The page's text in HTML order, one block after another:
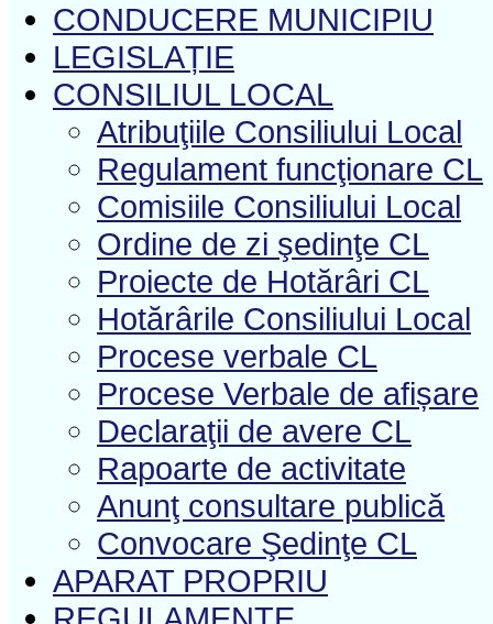
CONDUCERE MUNICIPIU
LEGISLAȚIE
CONSILIUL LOCAL
Atribuţiile Consiliului Local
Regulament funcţionare CL
Comisiile Consiliului Local
Ordine de zi şedinţe CL
Proiecte de Hotărâri CL
Hotărârile Consiliului Local
Procese verbale CL
Procese Verbale de afișare
Declaraţii de avere CL
Rapoarte de activitate
Anunţ consultare publică
Convocare Şedinţe CL
APARAT PROPRIU